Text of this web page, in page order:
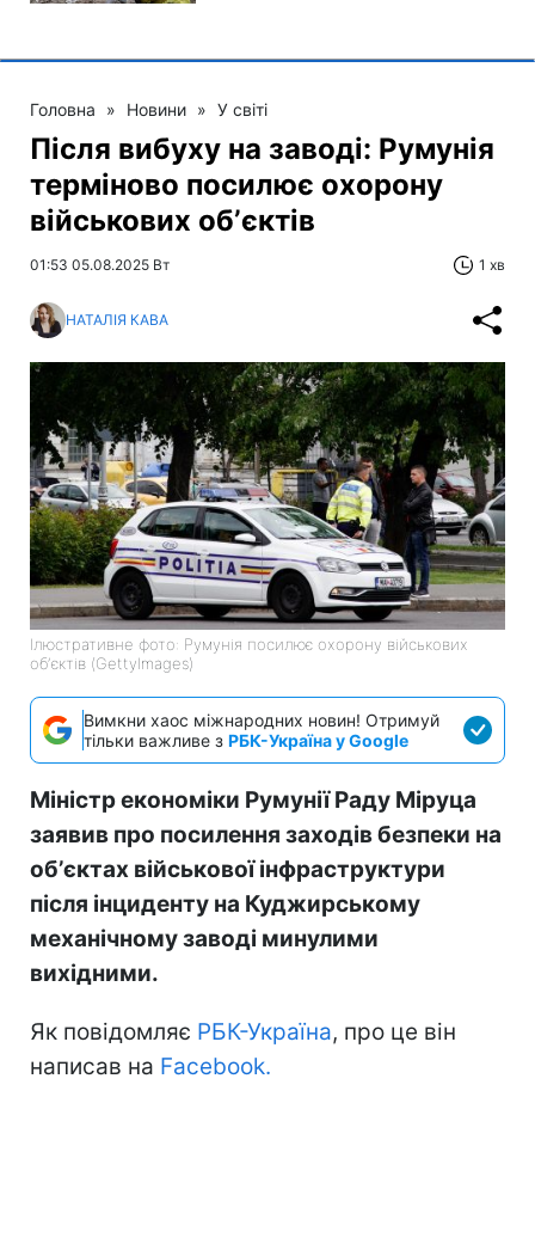
Головна » Новини » У світі
Після вибуху на заводі: Румунія
терміново посилює охорону
військових обʼєктів
01:53 05.08.2025 Вт 1 хв
НАТАЛІЯ КАВА
Ілюстративне фото: Румунія посилює охорону військових
обʼєктів (GettyImages)
Вимкни хаос міжнародних новин! Отримуй
тільки важливе з РБК-Україна у Google
Міністр економіки Румунії Раду Міруца
заявив про посилення заходів безпеки на
обʼєктах військової інфраструктури
після інциденту на Куджирському
механічному заводі минулими
вихідними.
Як повідомляє РБК-Україна, про це він
написав на Facebook.